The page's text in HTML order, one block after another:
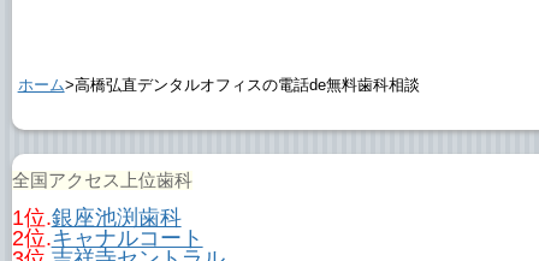
ホーム>高橋弘直デンタルオフィスの電話de無料歯科相談
全国アクセス上位歯科
1位.銀座池渕歯科
2位.キャナルコート